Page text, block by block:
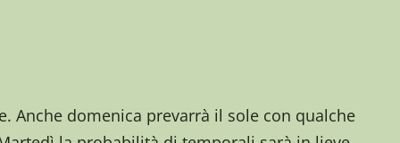
Anche domenica prevarrà il sole con qualche